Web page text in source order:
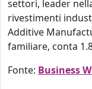
settori, leader
rivestimenti
Additive
familiare, conta
Fonte: Business